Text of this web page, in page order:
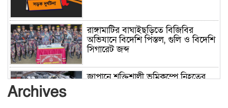
রাঙ্গামাটির বাঘাইছড়িতে বিজিবির
অভিযানে বিদেশি পিস্তল, গুলি ও বিদেশি
সিগারেট জব্দ
জাপানে শক্তিশালী ভূমিকম্পে নিহতের
Archives